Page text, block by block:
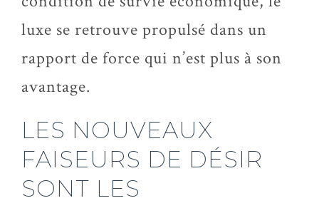
luxe se retrouve propulsé dans un
rapport de force qui n’est plus à son
avantage.
LES NOUVEAUX
FAISEURS DE DÉSIR
SONT LES